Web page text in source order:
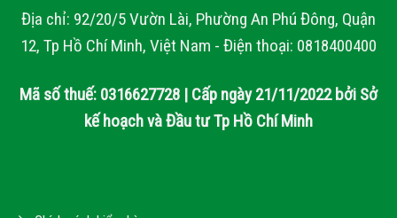
Địa chỉ: 92/20/5 Vườn Lài, Phường An Phú Đông, Quận
12, Tp Hồ Chí Minh, Việt Nam - Điện thoại: 0818400400
Mã số thuế: 0316627728 | Cấp ngày 21/11/2022 bởi Sở
kế hoạch và Đầu tư Tp Hồ Chí Minh